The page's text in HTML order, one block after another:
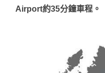
Airport約35分鐘車程。